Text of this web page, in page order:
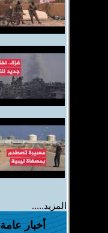
المزيد.....
أخبار عامة